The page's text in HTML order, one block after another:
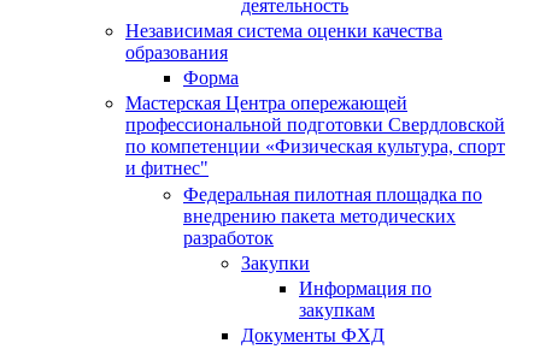
деятельность
Независимая система оценки качества
образования
Форма
Мастерская Центра опережающей
профессиональной подготовки Свердловской
по компетенции «Физическая культура, спорт
и фитнес"
Федеральная пилотная площадка по
внедрению пакета методических
разработок
Закупки
Информация по
закупкам
Документы ФХД